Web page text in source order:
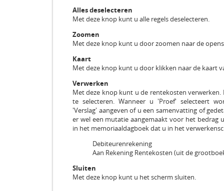
Alles deselecteren
Met deze knop kunt u alle regels deselecteren.
Zoomen
Met deze knop kunt u door zoomen naar de
Kaart
Met deze knop kunt u door klikken naar de kaart
Verwerken
Met deze knop kunt u de rentekosten
te selecteren. Wanneer u 'Proef' selecteert
'Verslag' aangeven of u een samenvatting of
er wel een mutatie aangemaakt voor het bedrag
in het memoriaaldagboek dat u in het
Debiteurenrekening
Aan Rekening Rentekosten (uit de
Sluiten
Met deze knop kunt u het scherm sluiten.